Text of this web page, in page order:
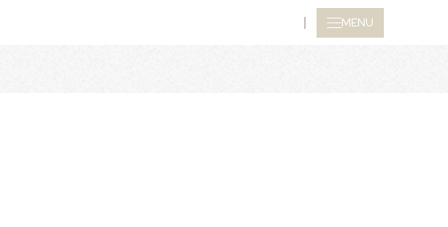
MENU
CLOSE